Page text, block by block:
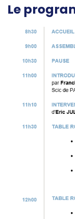
Le